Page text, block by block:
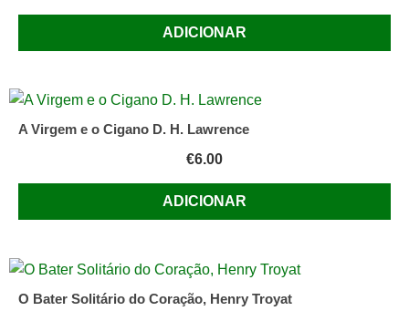
ADICIONAR
A Virgem e o Cigano D. H. Lawrence
€6.00
ADICIONAR
O Bater Solitário do Coração, Henry Troyat